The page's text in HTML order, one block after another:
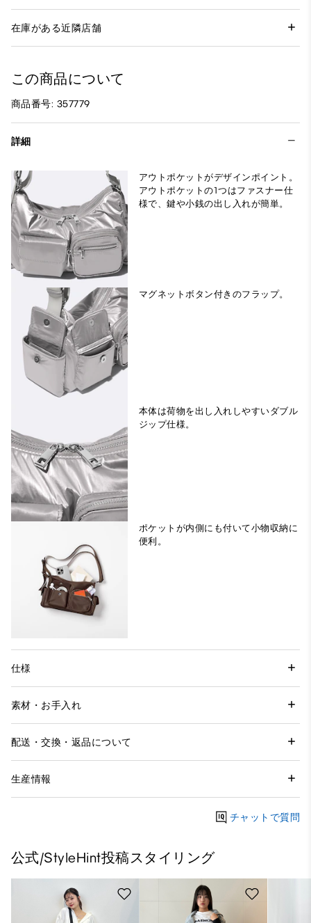
在庫がある近隣店舗
この商品について
商品番号: 357779
詳細
アウトポケットがデザインポイント。
アウトポケットの1つはファスナー仕
様で、鍵や小銭の出し入れが簡単。
マグネットボタン付きのフラップ。
本体は荷物を出し入れしやすいダブル
ジップ仕様。
ポケットが内側にも付いて小物収納に
便利。
仕様
素材・お手入れ
配送・交換・返品について
生産情報
チャットで質問
公式/StyleHint投稿スタイリング